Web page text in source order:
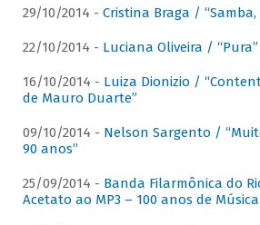
29/10/2014 - Cristina Braga / “Samba,
22/10/2014 - Luciana Oliveira / “Pura”
16/10/2014 - Luiza Dionizio /
de Mauro Duarte”
09/10/2014 - Nelson Sargento /
90 anos”
25/09/2014 - Banda Filarmônica do
Acetato ao MP3 – 100 anos de